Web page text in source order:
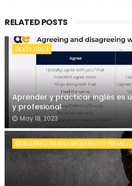
RELATED POSTS
DEXTY 2023
Aprender y practicar inglés es
y profesional
May 18, 2023
GUILLERMO TIRADO ARQUITECTO PREMIO